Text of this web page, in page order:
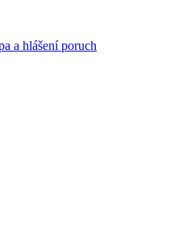
a hlášení poruch